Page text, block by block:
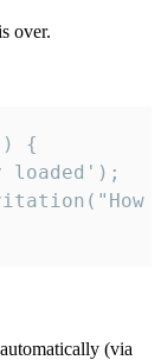
over.
{
loaded');
(via